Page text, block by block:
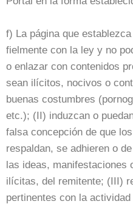
f) La página que
fielmente con la ley y no
o enlazar con contenidos
sean ilícitos, nocivos o
buenas costumbres
etc.); (II) induzcan o
falsa concepción de que
respaldan, se adhieren o
las ideas, manifestaciones
ilícitas, del remitente; (III)
pertinentes con la